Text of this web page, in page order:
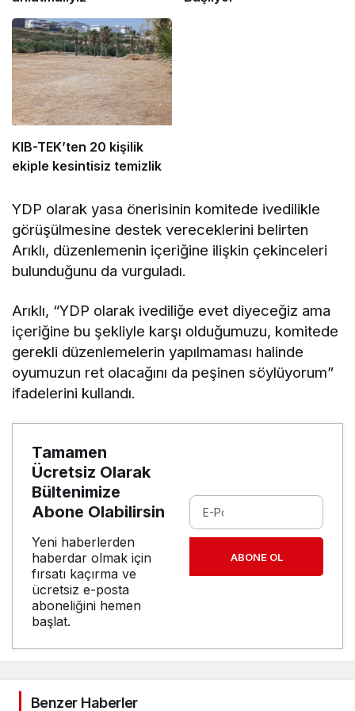
KIB-TEK’ten 20 kişilik
ekiple kesintisiz temizlik
YDP olarak yasa önerisinin komitede ivedilikle
görüşülmesine destek vereceklerini belirten
Arıklı, düzenlemenin içeriğine ilişkin çekinceleri
bulunduğunu da vurguladı.
Arıklı, “YDP olarak ivediliğe evet diyeceğiz ama
içeriğine bu şekliyle karşı olduğumuzu, komitede
gerekli düzenlemelerin yapılmaması halinde
oyumuzun ret olacağını da peşinen söylüyorum”
ifadelerini kullandı.
Tamamen
Ücretsiz Olarak
Bültenimize
Abone Olabilirsin
Yeni haberlerden
haberdar olmak için
fırsatı kaçırma ve
ücretsiz e-posta
aboneliğini hemen
başlat.
ABONE OL
Benzer Haberler